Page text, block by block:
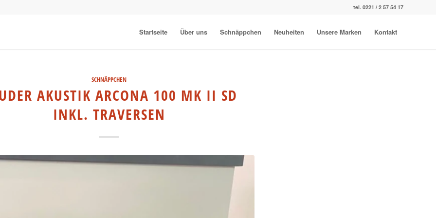
tel. 0221 / 2 57 54 17
Startseite Über uns Schnäppchen Neuheiten Unsere Marken Kontakt
SCHNÄPPCHEN
AKUSTIK ARCONA 100 MK II SD
INKL. TRAVERSEN